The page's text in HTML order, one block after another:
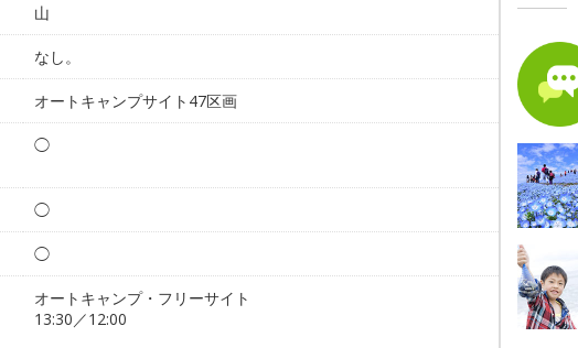
山
なし。
オートキャンプサイト47区画
◯
◯
◯
オートキャンプ・フリーサイト
13:30／12:00